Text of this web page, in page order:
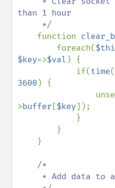
than 1 hour
function
        foreach(
$key=>$val ) {
            if(
time
3600 ) {
>buffer [$key]);
/*